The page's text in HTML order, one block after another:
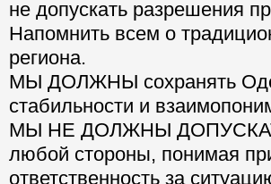
не допускать разрешения
Напомнить всем о
региона.
МЫ ДОЛЖНЫ сохранять
стабильности и
МЫ НЕ ДОЛЖНЫ ДОПУСКАТЬ
любой стороны, понимая
ответственность за